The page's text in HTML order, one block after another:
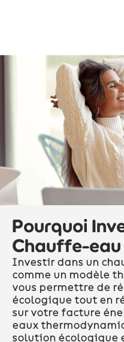
Pourquoi
Chauffe-eau
Investir dans un
comme un modèle
vous permettre de
écologique tout en
sur votre facture
eaux
solution écologique